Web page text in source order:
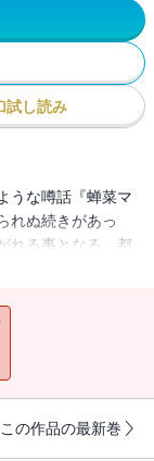
試し読み
うな噂話『蝉菜マ
れぬ続きがあっ
れる事となる、都
ョウが巻き込ま
スターか」 半壊
士風の英霊は、ア
人たちですら与
この作品の最新巻